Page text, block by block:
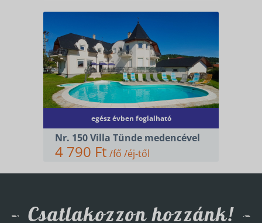
egész évben foglalható
Nr. 150 Villa Tünde medencével
4 790 Ft /fő /éj-től
Csatlakozzon hozzánk!